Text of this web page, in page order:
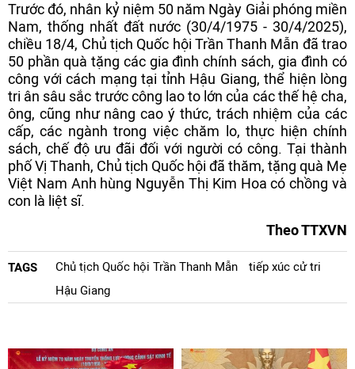
Trước đó, nhân kỷ niệm 50 năm Ngày Giải phóng miền
Nam, thống nhất đất nước (30/4/1975 - 30/4/2025),
chiều 18/4, Chủ tịch Quốc hội Trần Thanh Mẫn đã trao
50 phần quà tặng các gia đình chính sách, gia đình có
công với cách mạng tại tỉnh Hậu Giang, thể hiện lòng
tri ân sâu sắc trước công lao to lớn của các thế hệ cha,
ông, cũng như nâng cao ý thức, trách nhiệm của các
cấp, các ngành trong việc chăm lo, thực hiện chính
sách, chế độ ưu đãi đối với người có công. Tại thành
phố Vị Thanh, Chủ tịch Quốc hội đã thăm, tặng quà Mẹ
Việt Nam Anh hùng Nguyễn Thị Kim Hoa có chồng và
con là liệt sĩ.
Theo TTXVN
TAGS Chủ tịch Quốc hội Trần Thanh Mẫn
tiếp xúc cử tri
Hậu Giang